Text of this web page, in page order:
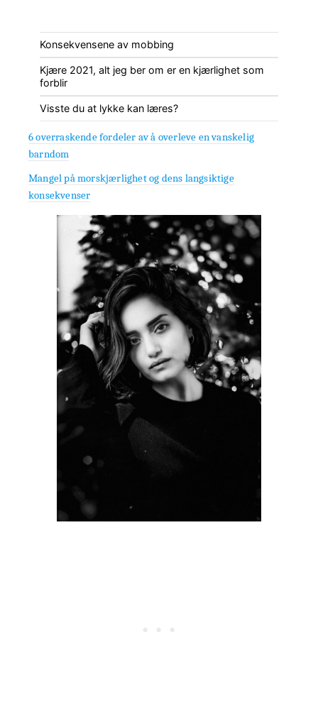
Konsekvensene av mobbing
Kjære 2021, alt jeg ber om er en kjærlighet som
forblir
Visste du at lykke kan læres?
6 overraskende fordeler av å overleve en vanskelig
barndom
Mangel på morskjærlighet og dens langsiktige
konsekvenser